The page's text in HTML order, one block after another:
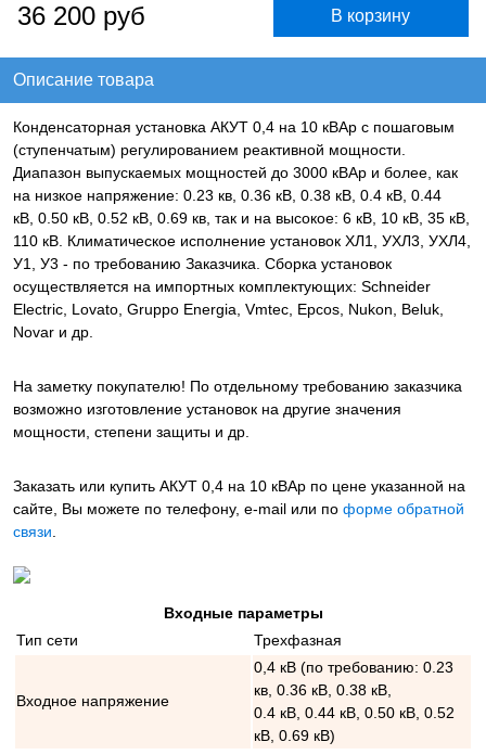
36 200 руб
Описание товара
Конденсаторная установка АКУТ 0,4 на 10 кВАр с пошаговым
(ступенчатым) регулированием реактивной мощности.
Диапазон выпускаемых мощностей до 3000 кВАр и более, как
на низкое напряжение: 0.23 кв, 0.36 кВ, 0.38 кВ, 0.4 кВ, 0.44
кВ, 0.50 кВ, 0.52 кВ, 0.69 кв, так и на высокое: 6 кВ, 10 кВ, 35 кВ,
110 кВ. Климатическое исполнение установок ХЛ1, УХЛ3, УХЛ4,
У1, У3 - по требованию Заказчика. Сборка установок
осуществляется на импортных комплектующих: Schneider
Electric, Lovato, Gruppo Energia, Vmtec, Epcos, Nukon, Beluk,
Novar и др.
На заметку покупателю! По отдельному требованию заказчика
возможно изготовление установок на другие значения
мощности, степени защиты и др.
Заказать или купить АКУТ 0,4 на 10 кВАр по цене указанной на
сайте, Вы можете по телефону, e-mail или по форме обратной
связи.
Входные параметры
Тип сети
Трехфазная
Входное напряжение
0,4 кВ (по требованию: 0.23
кв, 0.36 кВ, 0.38 кВ,
0.4 кВ, 0.44 кВ, 0.50 кВ, 0.52
кВ, 0.69 кВ)